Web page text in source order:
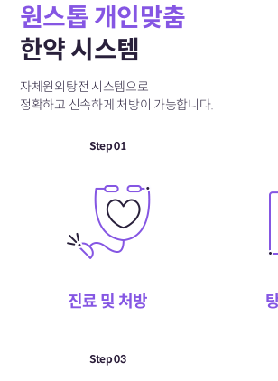
원스톱 개인맞춤
한약 시스템
자체원외탕전 시스템으로
정확하고 신속하게 처방이 가능합니다.
Step 01
진료 및 처방
Step 03